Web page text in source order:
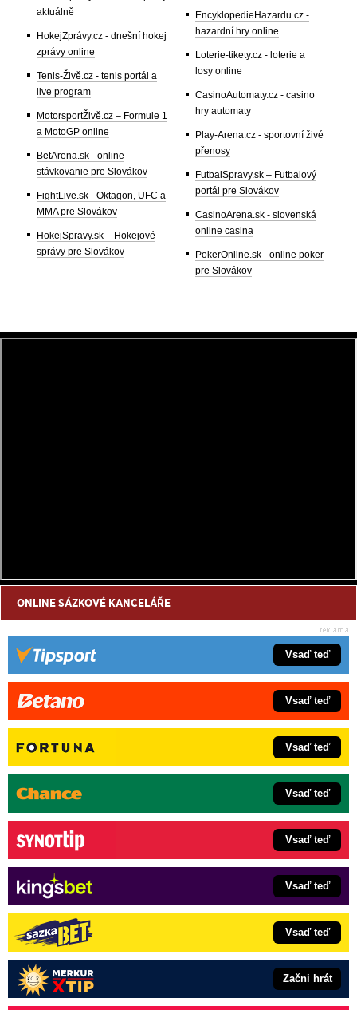
aktuálně
HokejZprávy.cz - dnešní hokej
zprávy online
Tenis-Živě.cz - tenis portál a
live program
MotorsportŽivě.cz – Formule 1
a MotoGP online
BetArena.sk - online
stávkovanie pre Slovákov
FightLive.sk - Oktagon, UFC a
MMA pre Slovákov
HokejSpravy.sk – Hokejové
správy pre Slovákov
EncyklopedieHazardu.cz -
hazardní hry online
Loterie-tikety.cz - loterie a
losy online
CasinoAutomaty.cz - casino
hry automaty
Play-Arena.cz - sportovní živé
přenosy
FutbalSpravy.sk – Futbalový
portál pre Slovákov
CasinoArena.sk - slovenská
online casina
PokerOnline.sk - online poker
pre Slovákov
ONLINE SÁZKOVÉ KANCELÁŘE
Vsaď teď
Vsaď teď
Vsaď teď
Vsaď teď
Vsaď teď
Vsaď teď
Vsaď teď
Začni hrát